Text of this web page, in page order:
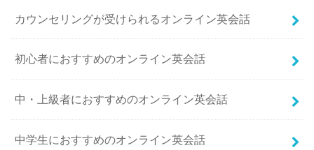
カウンセリングが受けられるオンライン英会話
初心者におすすめのオンライン英会話
中・上級者におすすめのオンライン英会話
中学生におすすめのオンライン英会話